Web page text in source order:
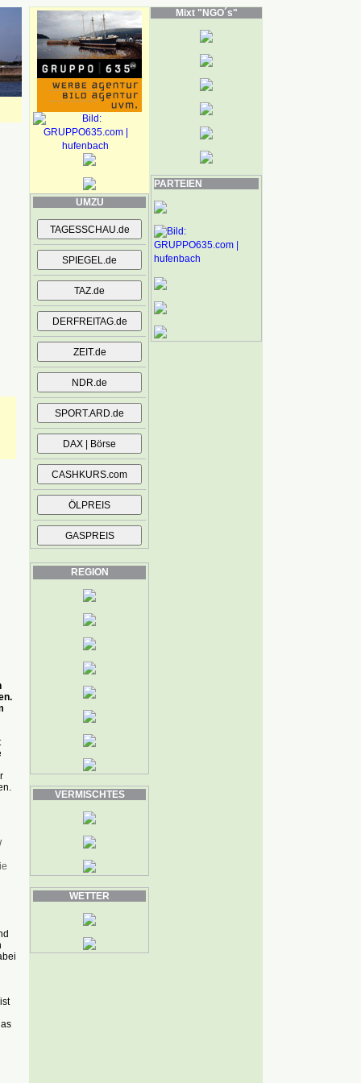
UMZU
REGION
VERMISCHTES
WETTER
Mixt "NGO´s"
PARTEIEN